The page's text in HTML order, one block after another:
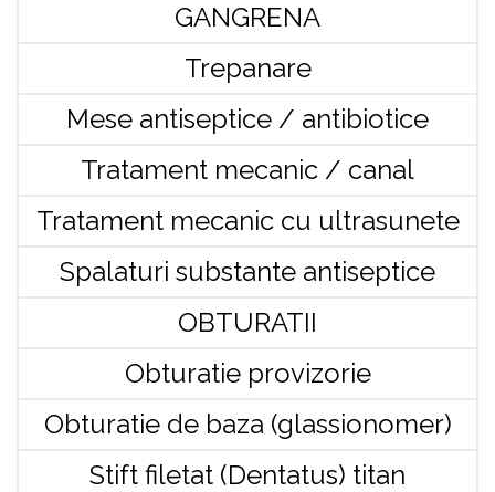
GANGRENA
Trepanare
Mese antiseptice / antibiotice
Tratament mecanic / canal
Tratament mecanic cu ultrasunete
Spalaturi substante antiseptice
OBTURATII
Obturatie provizorie
Obturatie de baza (glassionomer)
Stift filetat (Dentatus) titan